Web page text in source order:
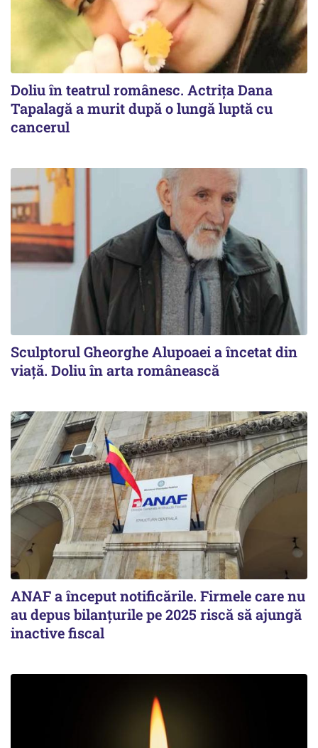
Doliu în teatrul românesc. Actrița Dana
Tapalagă a murit după o lungă luptă cu
cancerul
Sculptorul Gheorghe Alupoaei a încetat din
viață. Doliu în arta românească
ANAF a început notificările. Firmele care nu
au depus bilanțurile pe 2025 riscă să ajungă
inactive fiscal